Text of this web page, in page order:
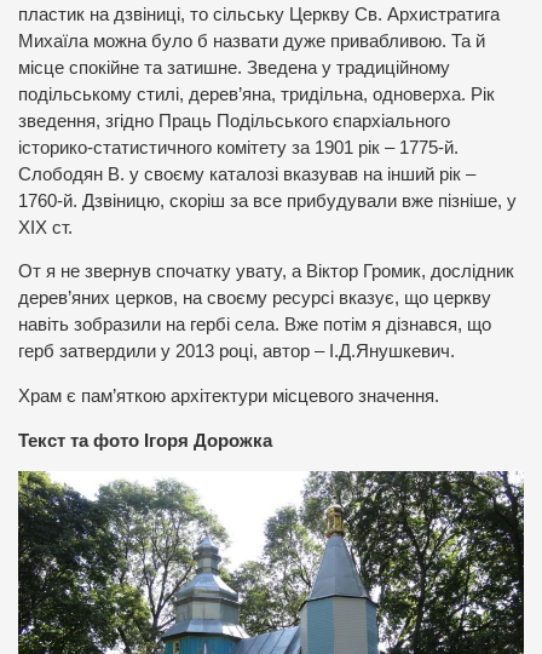
пластик на дзвіниці, то сільську Церкву Св. Архистратига
Михаїла можна було б назвати дуже привабливою. Та й
місце спокійне та затишне. Зведена у традиційному
подільському стилі, дерев’яна, тридільна, одноверха. Рік
зведення, згідно Праць Подільського єпархіального
історико-статистичного комітету за 1901 рік – 1775-й.
Слободян В. у своєму каталозі вказував на інший рік –
1760-й. Дзвіницю, скоріш за все прибудували вже пізніше, у
ХІХ ст.
От я не звернув спочатку увату, а Віктор Громик, дослідник
дерев’яних церков, на своєму ресурсі вказує, що церкву
навіть зобразили на гербі села. Вже потім я дізнався, що
герб затвердили у 2013 році, автор – І.Д.Янушкевич.
Храм є пам’яткою архітектури місцевого значення.
Текст та фото Ігоря Дорожка